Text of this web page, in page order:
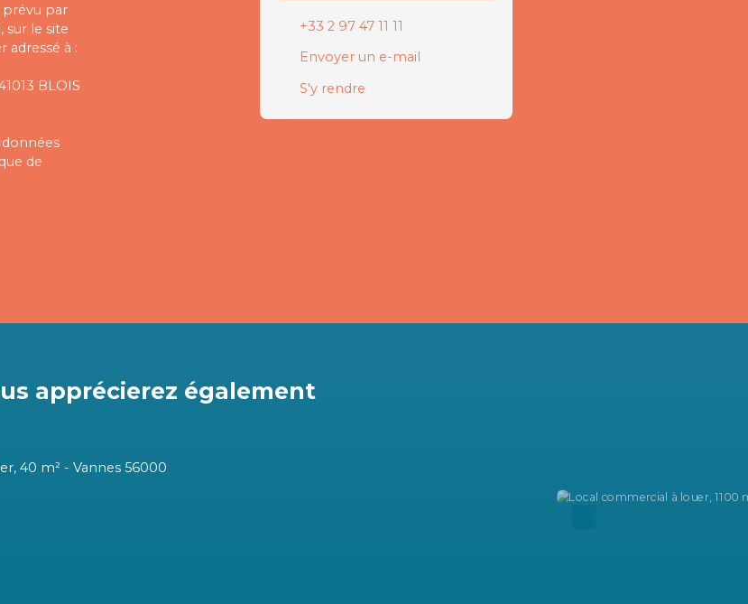
par
sur le site
à :
BLOIS
de
+33 2 97 47 11 11
Envoyer un e-mail
S'y rendre
apprécierez également